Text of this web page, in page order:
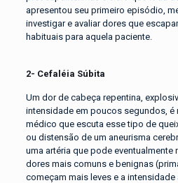
apresentou seu primeiro episódio,
investigar e avaliar dores que
habituais para aquela paciente.
2- Cefaléia Súbita
Um dor de cabeça repentina,
intensidade em poucos segundos, é
médico que escuta esse tipo de
ou distensão de um aneurisma
uma artéria que pode eventualmente
dores mais comuns e benignas
começam mais leves e a